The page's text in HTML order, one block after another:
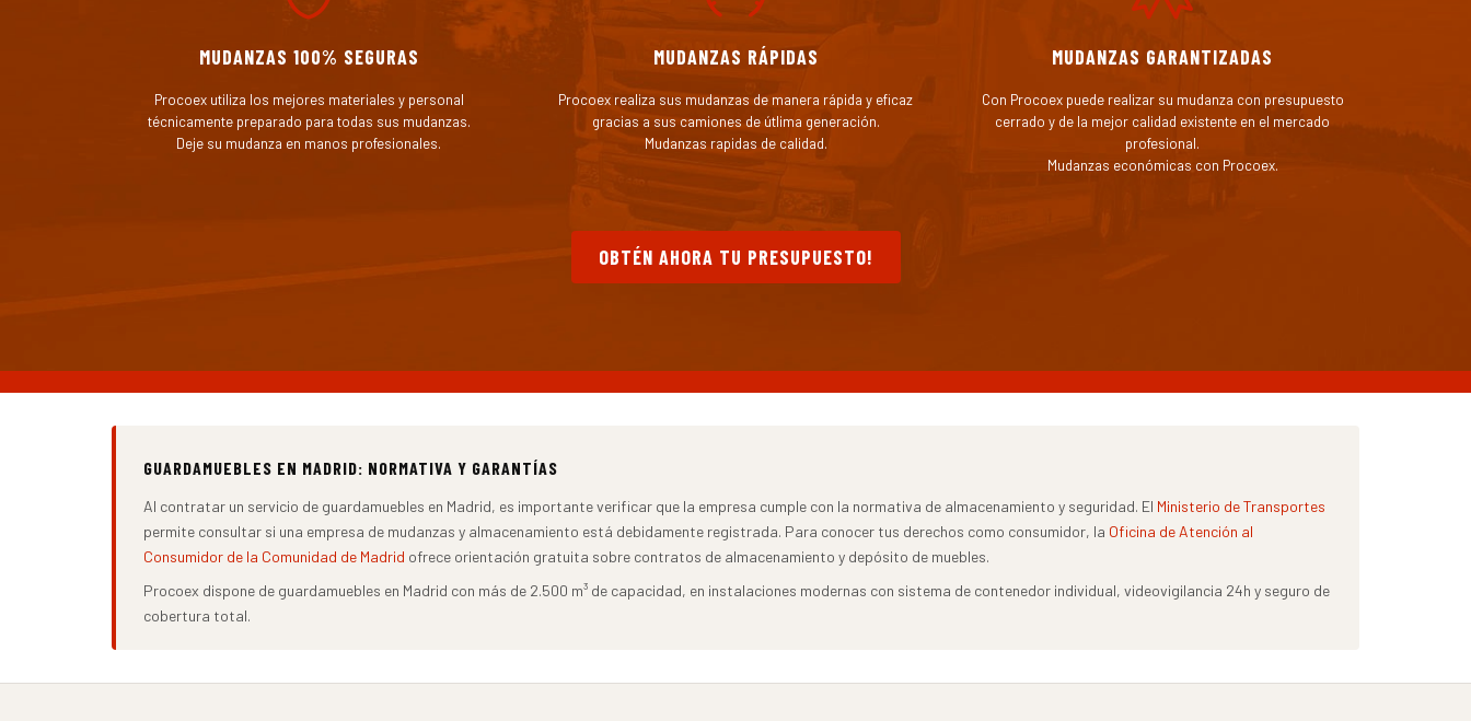
MUDANZAS 100% SEGURAS
Procoex utiliza los mejores materiales y personal
técnicamente preparado para todas sus mudanzas.
Deje su mudanza en manos profesionales.
MUDANZAS RÁPIDAS
Procoex realiza sus mudanzas de manera rápida y eficaz
gracias a sus camiones de útlima generación.
Mudanzas rapidas de calidad.
MUDANZAS GARANTIZADAS
Con Procoex puede realizar su mudanza con presupuesto
cerrado y de la mejor calidad existente en el mercado
profesional.
Mudanzas económicas con Procoex.
OBTÉN AHORA TU PRESUPUESTO!
GUARDAMUEBLES EN MADRID: NORMATIVA Y GARANTÍAS
Al contratar un servicio de guardamuebles en Madrid, es importante verificar que la empresa cumple con la normativa de almacenamiento y seguridad. El Ministerio de Transportes
permite consultar si una empresa de mudanzas y almacenamiento está debidamente registrada. Para conocer tus derechos como consumidor, la Oficina de Atención al
Consumidor de la Comunidad de Madrid ofrece orientación gratuita sobre contratos de almacenamiento y depósito de muebles.
Procoex dispone de guardamuebles en Madrid con más de 2.500 m³ de capacidad, en instalaciones modernas con sistema de contenedor individual, videovigilancia 24h y seguro de
cobertura total.